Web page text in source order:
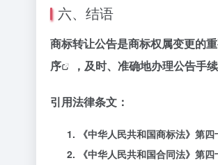
六、结语
商标转让公告是商标权属变更的
序
，及时、准确地办理公告手
引用法律条文：
《中华人民共和国商标法》第
《中华人民共和国合同法》第